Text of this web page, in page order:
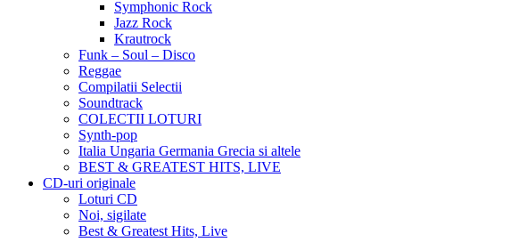
Symphonic Rock
Jazz Rock
Krautrock
Funk – Soul – Disco
Reggae
Compilatii Selectii
Soundtrack
COLECTII LOTURI
Synth-pop
Italia Ungaria Germania Grecia si altele
BEST & GREATEST HITS, LIVE
CD-uri originale
Loturi CD
Noi, sigilate
Best & Greatest Hits, Live